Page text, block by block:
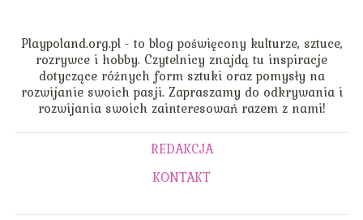
Playpoland.org.pl - to blog poświęcony kulturze, sztuce,
rozrywce i hobby. Czytelnicy znajdą tu inspiracje
dotyczące różnych form sztuki oraz pomysły na
rozwijanie swoich pasji. Zapraszamy do odkrywania i
rozwijania swoich zainteresowań razem z nami!
REDAKCJA
KONTAKT